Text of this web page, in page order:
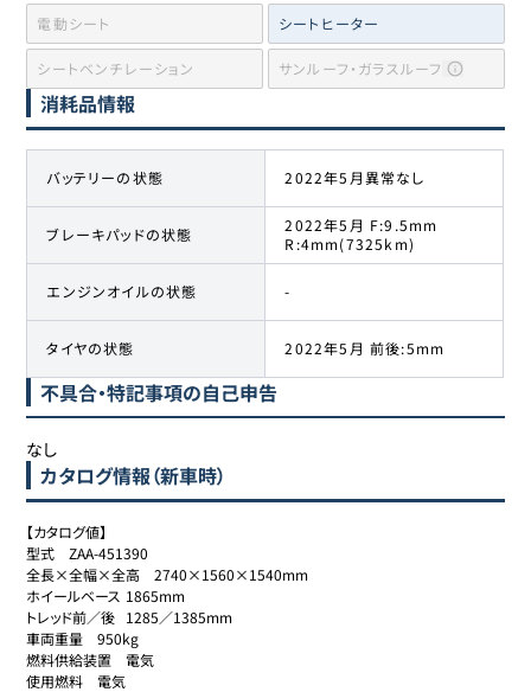
電動シート シートヒーター
シートベンチレーション サンルーフ・ガラスルーフ
消耗品情報
バッテリーの状態 2022年5月異常なし
ブレーキパッドの状態
2022年5月 F:9.5mm
R:4mm(7325km)
エンジンオイルの状態 -
タイヤの状態 2022年5月 前後:5mm
不具合・特記事項の自己申告
なし
カタログ情報（新車時）
【カタログ値】
型式	ZAA-451390
全長×全幅×全高	2740×1560×1540mm
ホイールベース	1865mm
トレッド前／後	1285／1385mm
車両重量	950kg
燃料供給装置	電気
使用燃料	電気